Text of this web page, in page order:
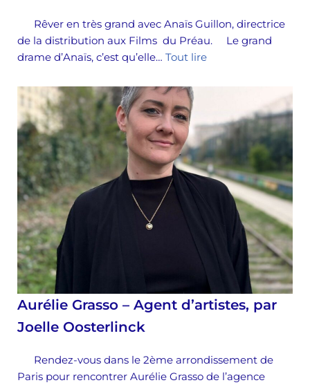
Rêver en très grand avec Anaïs Guillon, directrice
de la distribution aux Films du Préau. Le grand
drame d’Anaïs, c’est qu’elle… Tout lire
Aurélie Grasso – Agent d’artistes, par
Joelle Oosterlinck
Rendez-vous dans le 2ème arrondissement de
Paris pour rencontrer Aurélie Grasso de l’agence